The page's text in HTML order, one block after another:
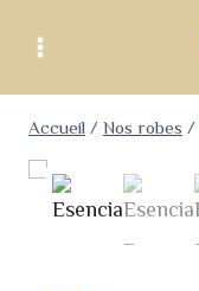
Accueil / Nos robes /